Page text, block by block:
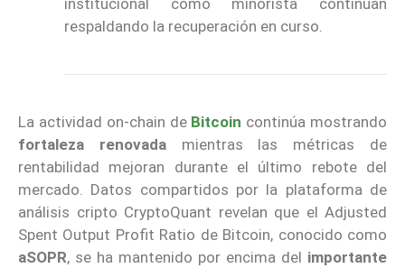
institucional como minorista continúan
respaldando la recuperación en curso.
La actividad on-chain de Bitcoin continúa mostrando
fortaleza renovadamientras las métricas de
rentabilidad mejoran durante el último rebote del
mercado. Datos compartidos por la plataforma de
análisis cripto CryptoQuant revelan que el Adjusted
Spent Output Profit Ratio de Bitcoin, conocido como
aSOPR, se ha mantenido por encima del importante